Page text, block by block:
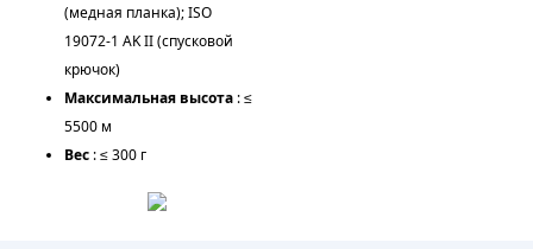
(медная планка); ISO
19072‑1 AK II (спусковой
крючок)
Максимальная высота : ≤
5500 м
Вес : ≤ 300 г